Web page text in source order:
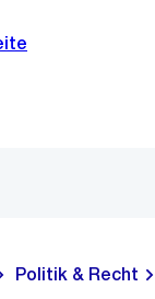
Politik & Recht